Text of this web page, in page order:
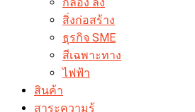
สิ่งก่อสร้าง
ธุรกิจ SME
สีเฉพาะทาง
ไฟฟ้า
สินค้า
สาระความรู้